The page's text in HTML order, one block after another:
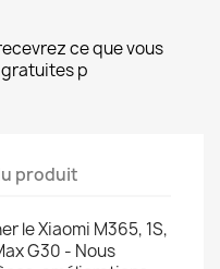
ce que vous
p
produit
le Xiaomi M365, 1S,
G30 - Nous